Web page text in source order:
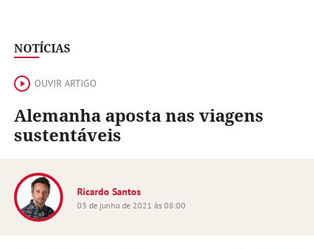
NOTÍCIAS
OUVIR ARTIGO
Alemanha aposta nas viagens
sustentáveis
Ricardo Santos
03 de junho de 2021 às 08:00